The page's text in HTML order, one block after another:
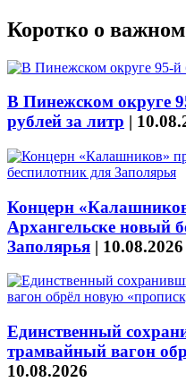
Коротко о важном
В Пинежском округе
рублей за литр |
Концерн
Архангельске новый
Заполярья | 10.08.2026
Единственный
трамвайный вагон
10.08.2026